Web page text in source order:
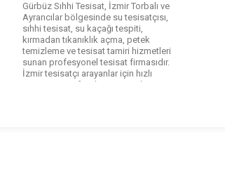
Gürbüz Sıhhi Tesisat, İzmir Torbalı ve
Ayrancılar bölgesinde su tesisatçısı,
sıhhi tesisat, su kaçağı tespiti,
kırmadan tıkanıklık açma, petek
temizleme ve tesisat tamiri hizmetleri
sunan profesyonel tesisat firmasıdır.
İzmir tesisatçı arayanlar için hızlı
servis, uygun fiyatlı ve garantili 7/24